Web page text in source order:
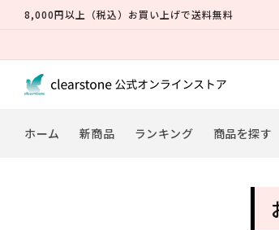
ンツに
8,000円以上（税込）お買い上げで送料無料
ホーム
新商品 ランキング 商品を探す